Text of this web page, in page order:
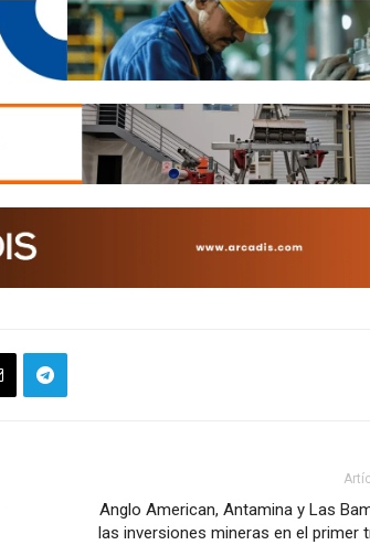
Anglo American, Antamina y Las
las inversiones mineras en el primer